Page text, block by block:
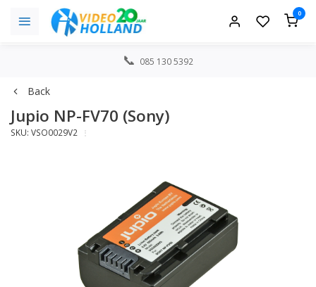
0
085 130 5392
Back
Jupio NP-FV70 (Sony)
SKU: VSO0029V2